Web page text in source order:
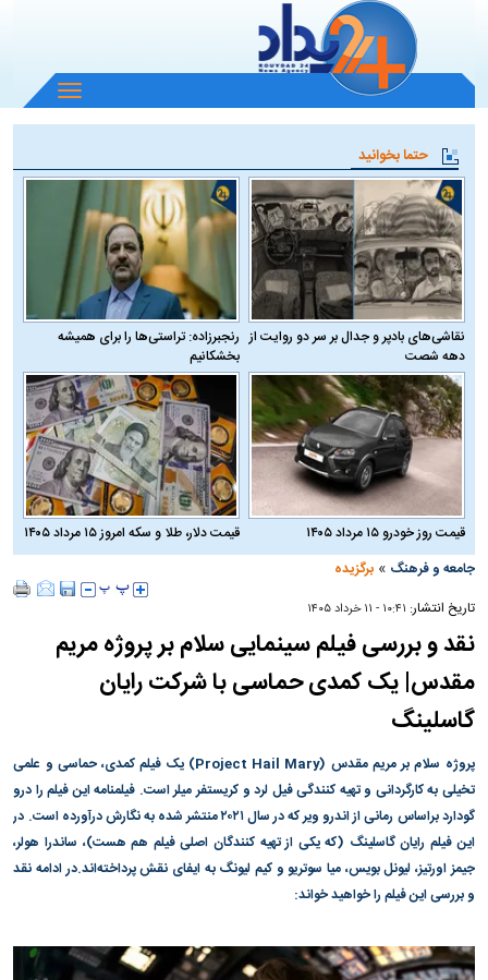
باز
و
منو
حتما بخوانید
نقاشی‌های بادپر و جدال بر سر دو روایت از
دهه شصت
رنجبرزاده: تراستی‌ها را برای همیشه
بخشکانیم
قیمت روز خودرو ۱۵ مرداد ۱۴۰۵
قیمت دلار، طلا و سکه امروز ۱۵ مرداد ۱۴۰۵
جامعه و فرهنگ »برگزیده
تاریخ انتشار: ۱۰:۴۱ - ۱۱ خرداد ۱۴۰۵
نقد و بررسی فیلم سینمایی سلام بر پروژه مریم
مقدس| یک کمدی حماسی با شرکت رایان
گاسلینگ
پروژه سلام بر مریم مقدس (Project Hail Mary) یک فیلم کمدی، حماسی و علمی
تخیلی به کارگردانی و تهیه کنندگی فیل لرد و کریستفر میلر است. فیلمنامه این فیلم را درو
گودارد براساس رمانی از اندرو ویر که در سال ۲۰۲۱ منتشر شده به نگارش درآورده است. در
این فیلم رایان گاسلینگ (که یکی از تهیه کنندگان اصلی فیلم هم هست)، ساندرا هولر،
جیمز اورتیز، لیونل بویس، میا سوتریو و کیم لیونگ به ایفای نقش پرداخته‌اند.در ادامه نقد
و بررسی این فیلم را خواهید خواند: